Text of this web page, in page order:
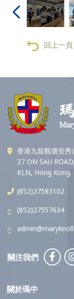
回上一頁
香港九龍觀塘安秀
27 ON SAU
KLN, Hong Kong.
(852)27583102
(852)27557634
關注我們
關於瑪中